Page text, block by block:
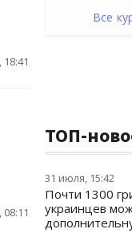
Все
ТОП-
31 июля, 15:42
Почти 1300
украинцев